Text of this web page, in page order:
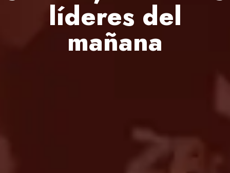
líderes del
mañana